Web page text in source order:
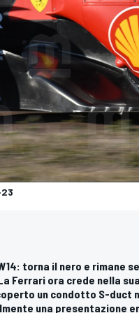
torna il nero e rimane
Ferrari ora crede nella
un condotto S-duct
una presentazione